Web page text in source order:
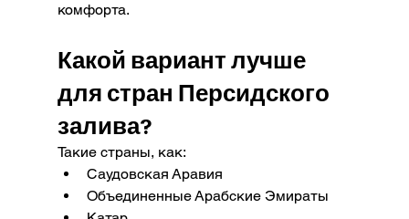
комфорта.
Какой вариант лучше
для стран Персидского
залива?
Такие страны, как:
Саудовская Аравия
Объединенные Арабские Эмираты